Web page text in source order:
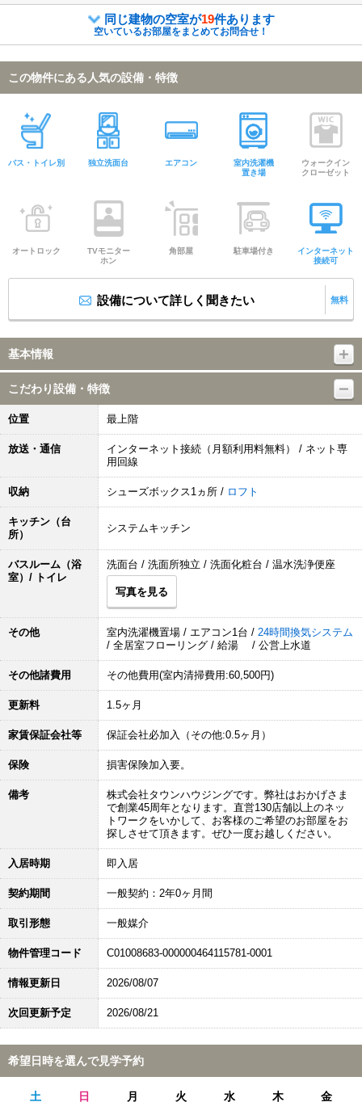
同じ建物の空室が19件あります
空いているお部屋をまとめてお問合せ！
この物件にある人気の設備・特徴
バス・トイレ別 独立洗面台 エアコン
室内洗濯機
置き場
ウォークイン
クローゼット
オートロック
TVモニター
ホン
角部屋 駐車場付き
インターネット
接続可
設備について詳しく聞きたい 無料
基本情報
こだわり設備・特徴
位置 最上階
放送・通信
インターネット接続（月額利用料無料） / ネット専
用回線
収納 シューズボックス1ヵ所 / ロフト
キッチン（台
所）
システムキッチン
バスルーム（浴
室）/ トイレ
洗面台 / 洗面所独立 / 洗面化粧台 / 温水洗浄便座
写真を見る
その他 室内洗濯機置場 / エアコン1台 / 24時間換気システム
/ 全居室フローリング / 給湯 / 公営上水道
その他諸費用 その他費用(室内清掃費用:60,500円)
更新料 1.5ヶ月
家賃保証会社等 保証会社必加入（その他:0.5ヶ月）
保険 損害保険加入要。
備考
株式会社タウンハウジングです。弊社はおかげさま
で創業45周年となります。直営130店舗以上のネッ
トワークをいかして、お客様のご希望のお部屋をお
探しさせて頂きます。ぜひ一度お越しください。
入居時期 即入居
契約期間 一般契約：2年0ヶ月間
取引形態 一般媒介
物件管理コード C01008683-000000464115781-0001
情報更新日 2026/08/07
次回更新予定 2026/08/21
希望日時を選んで見学予約
土 日 月 火 水 木 金